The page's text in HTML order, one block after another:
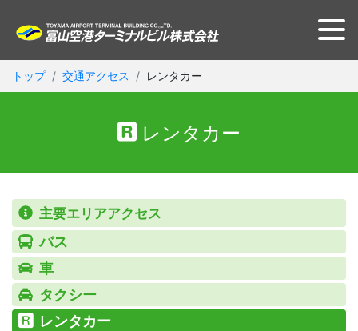
トップ 交通アクセス レンタカー
レンタカー
主要エリアアクセス
バス
車
タクシー
レンタカー